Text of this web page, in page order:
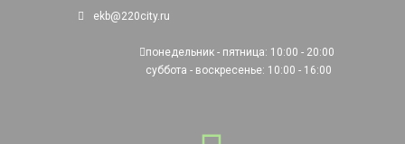
ekb@220city.ru
понедельник - пятница: 10:00 - 20:00
суббота - воскресенье: 10:00 - 16:00